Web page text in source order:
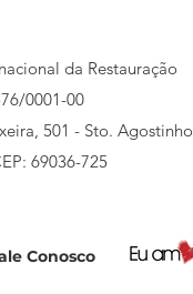
da Restauração
0001-00
501 - Sto. Agostinho
69036-725
Conosco